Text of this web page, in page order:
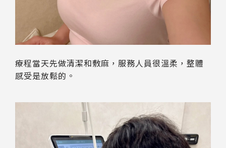
療程當天先做清潔和敷麻，服務人員很溫柔，整體
感受是放鬆的。